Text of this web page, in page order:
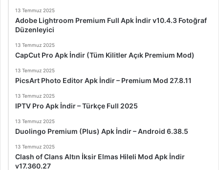
13 Temmuz 2025
Adobe Lightroom Premium Full Apk İndir v10.4.3 Fotoğraf
Düzenleyici
13 Temmuz 2025
CapCut Pro Apk İndir (Tüm Kilitler Açık Premium Mod)
13 Temmuz 2025
PicsArt Photo Editor Apk İndir – Premium Mod 27.8.11
13 Temmuz 2025
IPTV Pro Apk İndir – Türkçe Full 2025
13 Temmuz 2025
Duolingo Premium (Plus) Apk İndir – Android 6.38.5
13 Temmuz 2025
Clash of Clans Altın İksir Elmas Hileli Mod Apk İndir
v17.360.27